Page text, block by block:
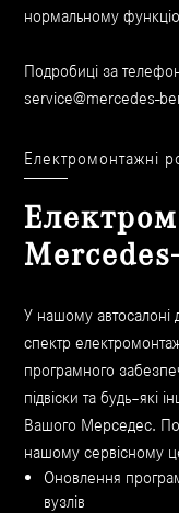
нормальному
Подробиці за
service@mercedes-
Електромонтажні
У нашому автосалоні
спектр
програмного
підвіски та
Вашого Мерседес.
нашому сервісному
Оновлення
вузлів